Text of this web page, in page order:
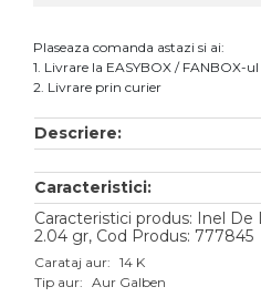
Accesorii
Aur alb
Aur roz
Aur mixt
Plaseaza comanda astazi si ai:
1. Livrare la EASYBOX / FANBOX-
2. Livrare prin curier
Descriere:
Caracteristici:
Caracteristici produs: Inel De
2.04 gr, Cod Produs: 777845
Carataj aur: 14 K
Tip aur: Aur Galben